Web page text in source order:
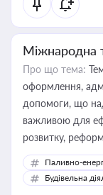
Міжнародна
Про що тема:
оформлення,
допомоги, що
важливою для
розвитку,
Паливно-
Будівельна